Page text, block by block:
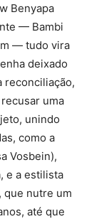
Benyapa
— Bambi
— tudo vira
deixado
reconciliação,
uma
unindo
como a
Vosbein),
e a estilista
que nutre um
até que